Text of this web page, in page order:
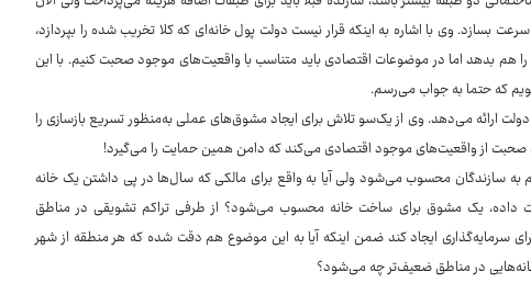
سرعت بسازد. وی با اشاره به اینکه قرار نیست دولت پول خانه‌ای که کلا تخریب شده را بپردازد،
بدهد اما در موضوعات اقتصادی باید متناسب با واقعیت‌های موجود صحبت کنیم. با این
که حتما به جواب می‌رسم.
ارائه می‌دهد. وی از یک‌سو تلاش برای ایجاد مشوق‌های عملی به‌منظور تسریع بازسازی را
صحبت از واقعیت‌های موجود اقتصادی می‌کند که دامن همین حمایت را می‌گیرد!
به سازندگان محسوب می‌شود ولی آیا به واقع برای مالکی که سال‌ها در پی داشتن یک خانه
دست داده، یک مشوق برای ساخت خانه محسوب می‌شود؟ از طرفی تراکم تشویقی در مناطق
سرمایه‌گذاری ایجاد کند ضمن اینکه آیا به این موضوع هم دقت شده که هر منطقه از شهر
در مناطق ضعیف‌تر چه می‌شود؟